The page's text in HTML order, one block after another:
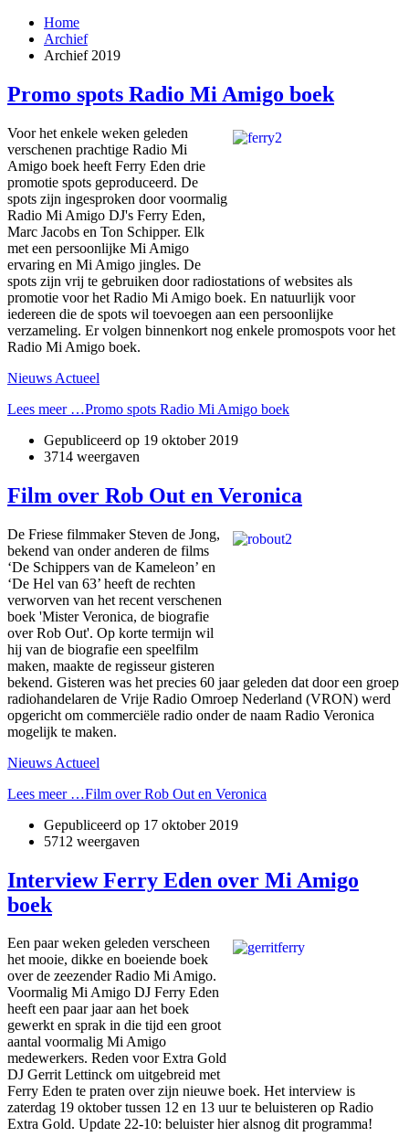
Home
Archief
Archief 2019
Promo spots Radio Mi Amigo boek
Voor het enkele weken geleden
verschenen prachtige Radio Mi
Amigo boek heeft Ferry Eden drie
promotie spots geproduceerd. De
spots zijn ingesproken door voormalig
Radio Mi Amigo DJ's Ferry Eden,
Marc Jacobs en Ton Schipper. Elk
met een persoonlijke Mi Amigo
ervaring en Mi Amigo jingles. De
spots zijn vrij te gebruiken door radiostations of websites als
promotie voor het Radio Mi Amigo boek. En natuurlijk voor
iedereen die de spots wil toevoegen aan een persoonlijke
verzameling. Er volgen binnenkort nog enkele promospots voor het
Radio Mi Amigo boek.
Nieuws Actueel
Lees meer …Promo spots Radio Mi Amigo boek
Gepubliceerd op 19 oktober 2019
3714 weergaven
Film over Rob Out en Veronica
De Friese filmmaker Steven de Jong,
bekend van onder anderen de films
‘De Schippers van de Kameleon’ en
‘De Hel van 63’ heeft de rechten
verworven van het recent verschenen
boek 'Mister Veronica, de biografie
over Rob Out'. Op korte termijn wil
hij van de biografie een speelfilm
maken, maakte de regisseur gisteren
bekend. Gisteren was het precies 60 jaar geleden dat door een groep
radiohandelaren de Vrije Radio Omroep Nederland (VRON) werd
opgericht om commerciële radio onder de naam Radio Veronica
mogelijk te maken.
Nieuws Actueel
Lees meer …Film over Rob Out en Veronica
Gepubliceerd op 17 oktober 2019
5712 weergaven
Interview Ferry Eden over Mi Amigo
boek
Een paar weken geleden verscheen
het mooie, dikke en boeiende boek
over de zeezender Radio Mi Amigo.
Voormalig Mi Amigo DJ Ferry Eden
heeft een paar jaar aan het boek
gewerkt en sprak in die tijd een groot
aantal voormalig Mi Amigo
medewerkers. Reden voor Extra Gold
DJ Gerrit Lettinck om uitgebreid met
Ferry Eden te praten over zijn nieuwe boek. Het interview is
zaterdag 19 oktober tussen 12 en 13 uur te beluisteren op Radio
Extra Gold. Update 22-10: beluister hier alsnog dit programma!